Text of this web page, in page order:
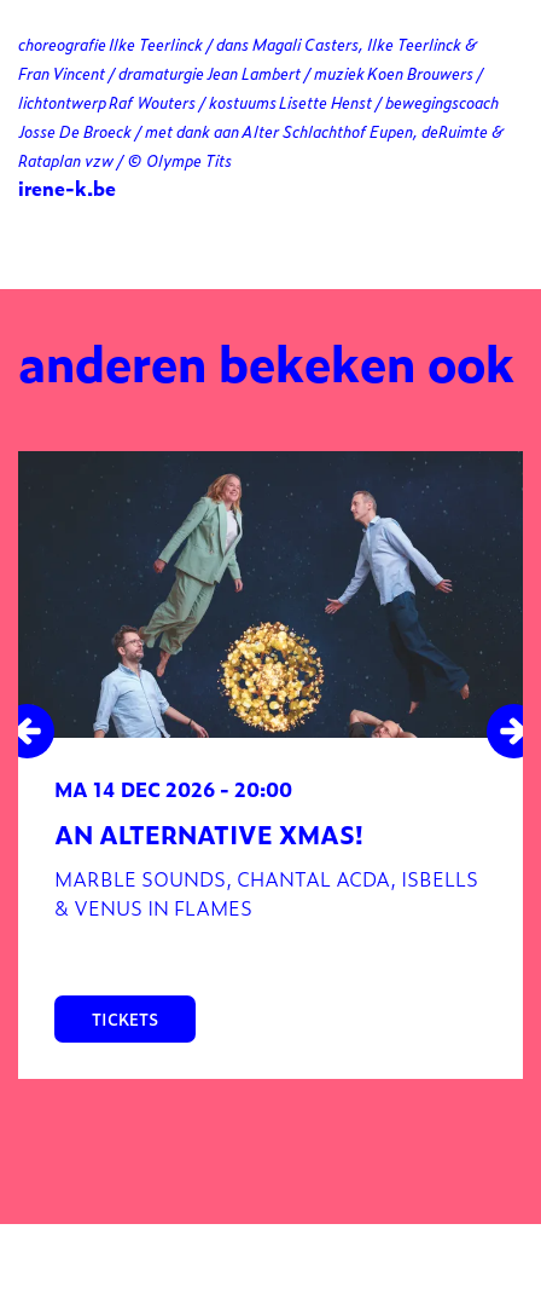
choreografie Ilke Teerlinck / dans Magali Casters, Ilke Teerlinck &
Fran Vincent / dramaturgie Jean Lambert / muziek Koen Brouwers /
lichtontwerp Raf Wouters / kostuums Lisette Henst / bewegingscoach
Josse De Broeck / met dank aan Alter Schlachthof Eupen, deRuimte &
Rataplan vzw / © Olympe Tits
irene-k.be
anderen bekeken ook
AN ALTERNATIVE XMAS!
MARBLE SOUNDS, CHANTAL ACDA, ISBELLS
& VENUS IN FLAMES
MA 14 DEC 2026 - 20:00
TICKETS